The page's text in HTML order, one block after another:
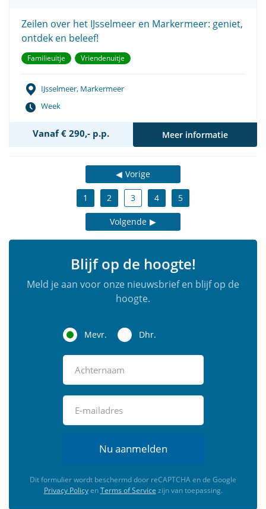
Zeilen over het IJsselmeer en Markermeer: geniet,
ontdek en beleef!
Familieuitje Vriendenuitje
IJsselmeer, Markermeer
Week
Vanaf € 290,- p.p. Meer informatie
Vorige
1 2 3 4 5
Volgende
Blijf op de hoogte!
Meld je aan voor onze nieuwsbrief en blijf op de
hoogte.
Mevr. Dhr.
Nu aanmelden
Dit formulier wordt beschermd door reCAPTCHA en de Google
Privacy PolicyenTerms of Service zijn van toepassing.